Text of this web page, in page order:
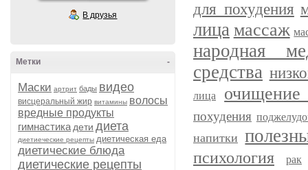
В друзья
-
Метки
Маски артрит бады видео
висцеральный жир витамины волосы
вредные продукты
гимнастика дети диета
диетиеческие рецепты диетическая еда
диетические блюда
диетические рецепты
для похудения
лица массаж
народная
средства
лица очищение
похудения
напитки
психология рак